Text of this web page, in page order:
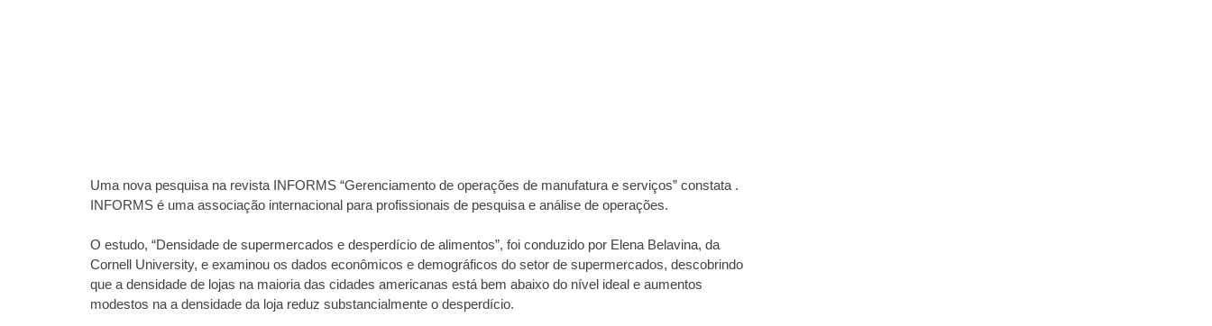
Uma nova pesquisa na revista INFORMS “Gerenciamento de operações de manufatura e serviços” constata .
INFORMS é uma associação internacional para profissionais de pesquisa e análise de operações.
O estudo, “Densidade de supermercados e desperdício de alimentos”, foi conduzido por Elena Belavina, da
Cornell University, e examinou os dados econômicos e demográficos do setor de supermercados, descobrindo
que a densidade de lojas na maioria das cidades americanas está bem abaixo do nível ideal e aumentos
modestos na a densidade da loja reduz substancialmente o desperdício.